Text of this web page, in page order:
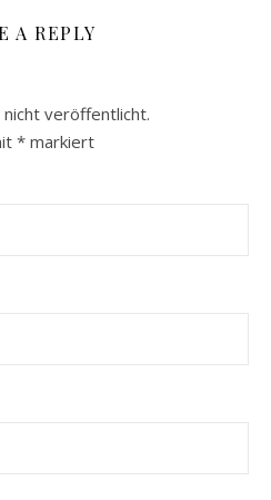
A REPLY
veröffentlicht.
* markiert